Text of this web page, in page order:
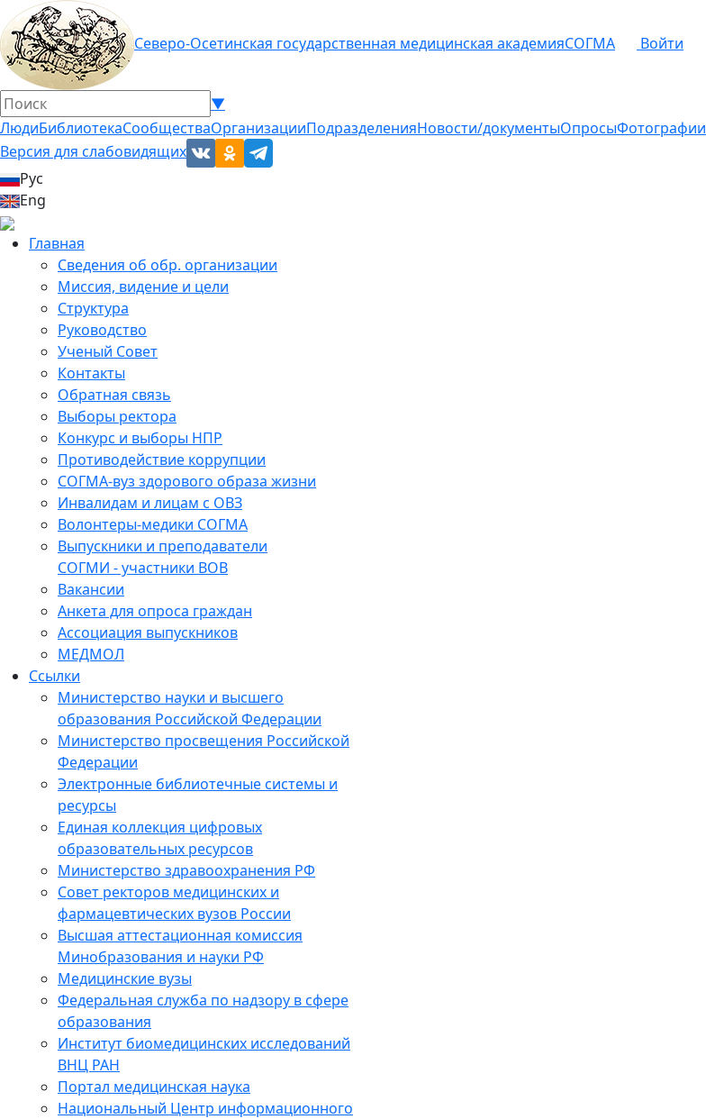
Северо-Осетинская государственная медицинская академияСОГМА Войти
▼
ЛюдиБиблиотекаСообществаОрганизацииПодразделенияНовости/документыОпросыФотографии
Версия для слабовидящих
Рус
Eng
Главная
Сведения об обр. организации
Миссия, видение и цели
Структура
Руководство
Ученый Совет
Контакты
Обратная связь
Выборы ректора
Конкурс и выборы НПР
Противодействие коррупции
СОГМА-вуз здорового образа жизни
Инвалидам и лицам с ОВЗ
Волонтеры-медики СОГМА
Выпускники и преподаватели
СОГМИ - участники ВОВ
Вакансии
Анкета для опроса граждан
Ассоциация выпускников
МЕДМОЛ
Ссылки
Министерство науки и высшего
образования Российской Федерации
Министерство просвещения Российской
Федерации
Электронные библиотечные системы и
ресурсы
Единая коллекция цифровых
образовательных ресурсов
Министерство здравоохранения РФ
Совет ректоров медицинских и
фармацевтических вузов России
Высшая аттестационная комиссия
Минобразования и науки РФ
Медицинские вузы
Федеральная служба по надзору в сфере
образования
Институт биомедицинских исследований
ВНЦ РАН
Портал медицинская наука
Национальный Центр информационного